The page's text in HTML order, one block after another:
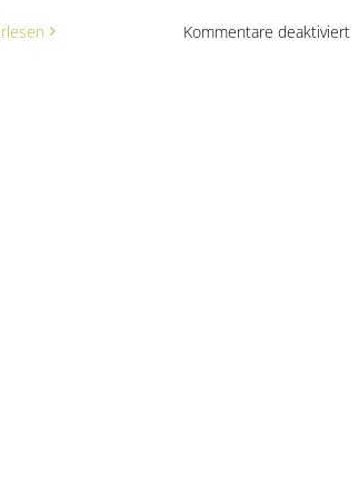
Kommentare deaktiviertfür